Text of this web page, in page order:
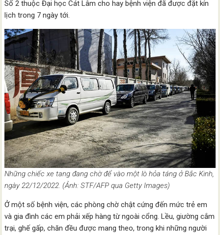
Số 2 thuộc Đại học Cát Lâm cho hay bệnh viện đã được đặt kín
lịch trong 7 ngày tới.
Những chiếc xe tang đang chờ để vào một lò hỏa táng ở Bắc Kinh,
ngày 22/12/2022. (Ảnh: STF/AFP qua Getty Images)
Ở một số bệnh viện, các phòng chờ chật cứng đến mức trẻ em
và gia đình các em phải xếp hàng từ ngoài cổng. Lều, giường cắm
trại, ghế gấp, chăn đều được mang theo, trong khi những người